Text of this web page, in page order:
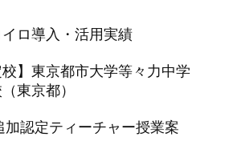
ロ導入・活用実績
校】東京都市大学等々力中学
東京都）
加認定ティーチャー授業案